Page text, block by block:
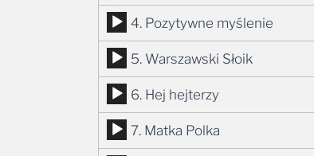
plików
dźwiękowych
Odtwarzacz
plików
dźwiękowych
4. Pozytywne myślenie
Odtwarzacz
plików
dźwiękowych
5. Warszawski Słoik
Odtwarzacz
plików
dźwiękowych
6. Hej hejterzy
Odtwarzacz
plików
7. Matka Polka